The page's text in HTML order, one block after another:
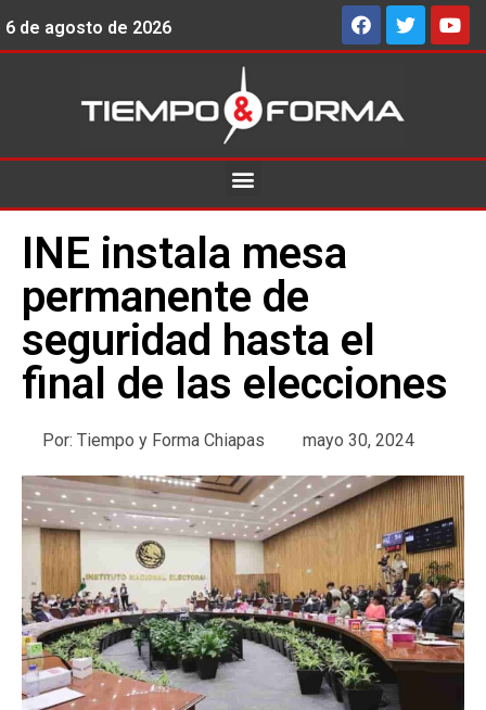
6 de agosto de 2026
INE instala mesa
permanente de
seguridad hasta el
final de las elecciones
Por: Tiempo y Forma Chiapas mayo 30, 2024